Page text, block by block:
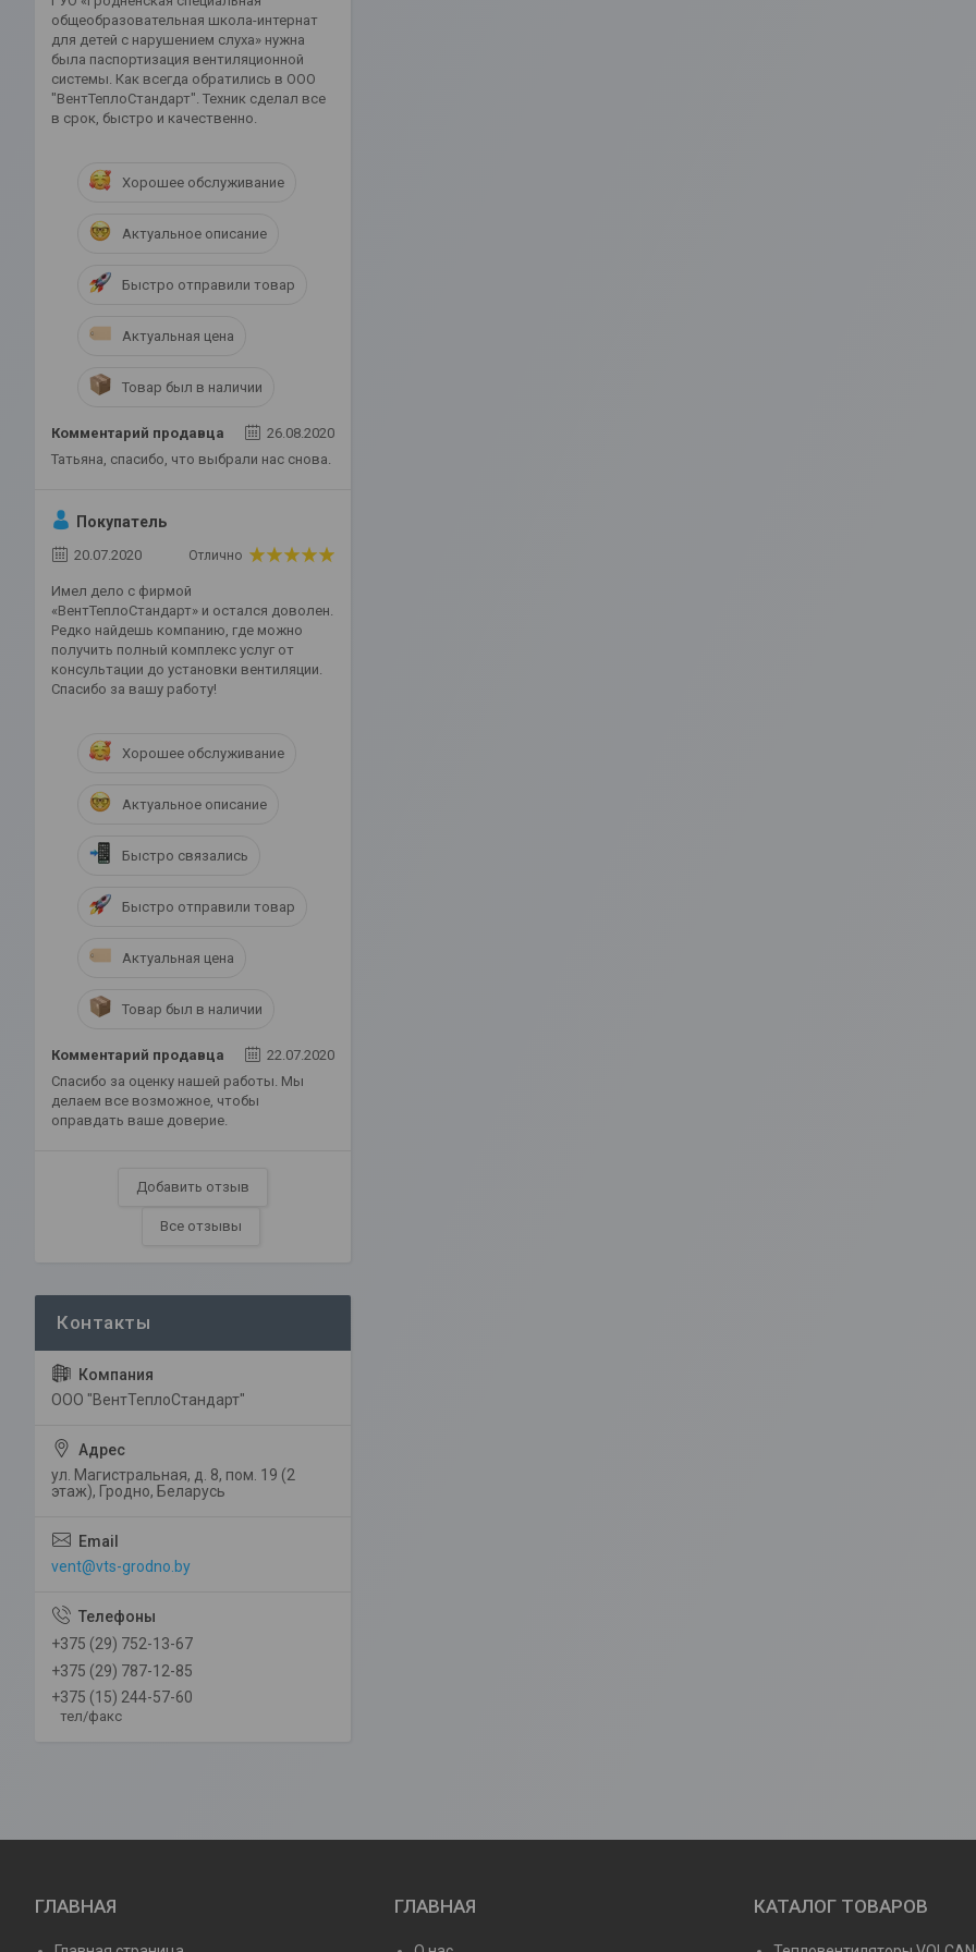
общеобразовательная школа-интернат
для детей с нарушением слуха» нужна
была паспортизация вентиляционной
системы. Как всегда обратились в ООО
"ВентТеплоСтандарт". Техник сделал все
в срок, быстро и качественно.
Хорошее обслуживание
Актуальное описание
Быстро отправили товар
Актуальная цена
Товар был в наличии
Комментарий продавца
26.08.2020
Татьяна, спасибо, что выбрали нас снова.
Покупатель
20.07.2020 Отлично
Имел дело с фирмой
«ВентТеплоСтандарт» и остался доволен.
Редко найдешь компанию, где можно
получить полный комплекс услуг от
консультации до установки вентиляции.
Спасибо за вашу работу!
Хорошее обслуживание
Актуальное описание
Быстро связались
Быстро отправили товар
Актуальная цена
Товар был в наличии
Комментарий продавца
22.07.2020
Спасибо за оценку нашей работы. Мы
делаем все возможное, чтобы
оправдать ваше доверие.
Добавить отзыв
Все отзывы
ООО "ВентТеплоСтандарт"
ул. Магистральная, д. 8, пом. 19 (2
этаж), Гродно, Беларусь
vent@vts-grodno.by
+375 (29) 752-13-67
+375 (29) 787-12-85
+375 (15) 244-57-60
тел/факс
ГЛАВНАЯ ГЛАВНАЯ КАТАЛОГ ТОВАРОВ